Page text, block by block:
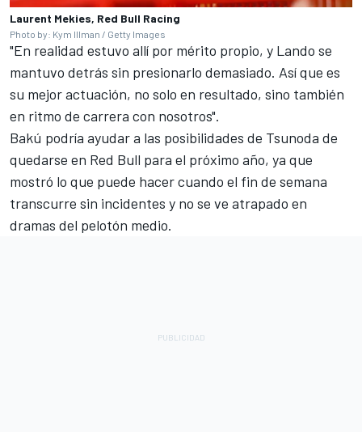
Laurent Mekies, Red Bull Racing
Photo by: Kym Illman / Getty Images
"En realidad estuvo allí por mérito propio, y Lando se
mantuvo detrás sin presionarlo demasiado. Así que es
su mejor actuación, no solo en resultado, sino también
en ritmo de carrera con nosotros".
Bakú podría ayudar a las posibilidades de Tsunoda de
quedarse en Red Bull para el próximo año, ya que
mostró lo que puede hacer cuando el fin de semana
transcurre sin incidentes y no se ve atrapado en
dramas del pelotón medio.